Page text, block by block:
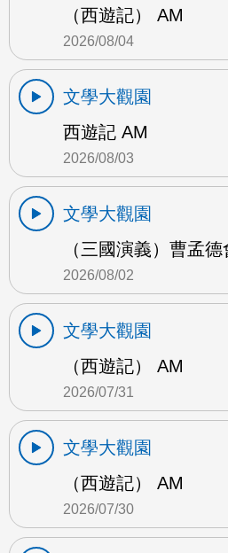
（西遊記） AM
2026/08/04
文學大觀園
西遊記 AM
2026/08/03
文學大觀園
（三國演義）曹孟
2026/08/02
文學大觀園
（西遊記） AM
2026/07/31
文學大觀園
（西遊記） AM
2026/07/30